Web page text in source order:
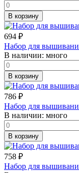
В корзину
694 ₽
Набор для
В наличии: много
В корзину
786 ₽
Набор для
В наличии: много
В корзину
758 ₽
Набор для